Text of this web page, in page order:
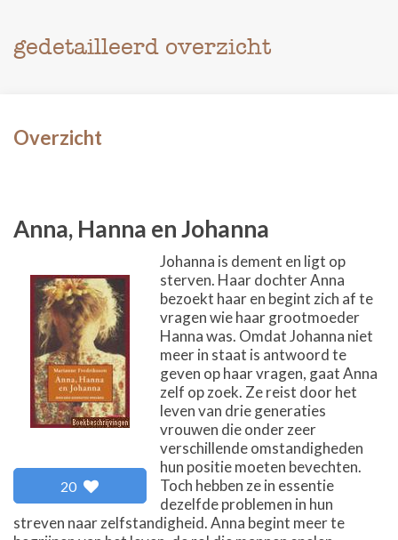
gedetailleerd overzicht
Overzicht
Anna, Hanna en Johanna
20
Johanna is dement en ligt op
sterven. Haar dochter Anna
bezoekt haar en begint zich af te
vragen wie haar grootmoeder
Hanna was. Omdat Johanna niet
meer in staat is antwoord te
geven op haar vragen, gaat Anna
zelf op zoek. Ze reist door het
leven van drie generaties
vrouwen die onder zeer
verschillende omstandigheden
hun positie moeten bevechten.
Toch hebben ze in essentie
dezelfde problemen in hun
streven naar zelfstandigheid. Anna begint meer te